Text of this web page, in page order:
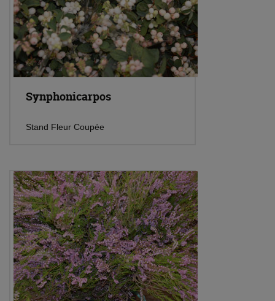
Synphonicarpos
Stand Fleur Coupée